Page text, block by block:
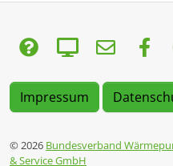
Impressum
© 2026 Bundesverband
& Service GmbH